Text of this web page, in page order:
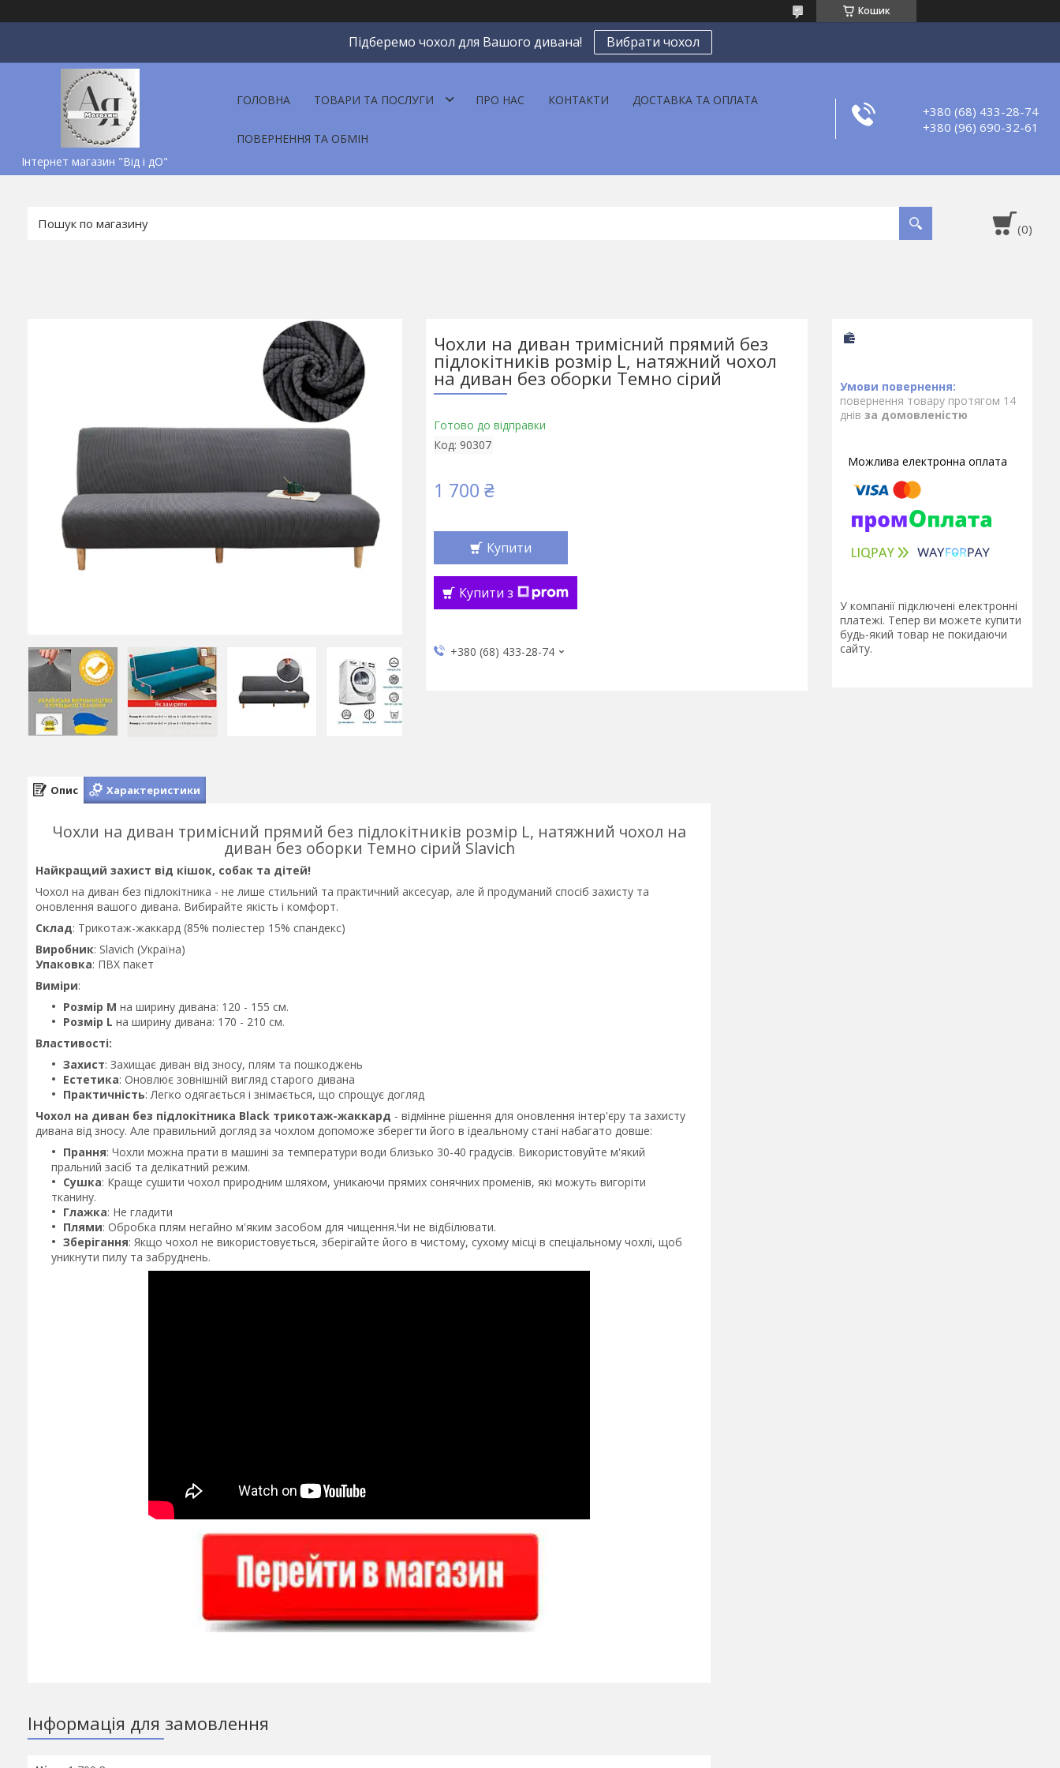
Кошик
Підберемо чохол для Вашого дивана! Вибрати чохол
Інтернет магазин "Від і дО"
ГОЛОВНА ТОВАРИ ТА ПОСЛУГИ ПРО НАС КОНТАКТИ ДОСТАВКА ТА ОПЛАТА
ПОВЕРНЕННЯ ТА ОБМІН
+380 (68) 433-28-74
+380 (96) 690-32-61
Чохли на диван тримісний прямий без
підлокітників розмір L, натяжний чохол
на диван без оборки Темно сірий
Готово до відправки
Код: 90307
1 700 ₴
Купити
Купити з
+380 (68) 433-28-74
повернення товару протягом 14
днів за домовленістю
У компанії підключені електронні
платежі. Тепер ви можете купити
будь-який товар не покидаючи
сайту.
Опис Характеристики
Чохли на диван тримісний прямий без підлокітників розмір L, натяжний чохол на
диван без оборки Темно сірий Slavich
Найкращий захист від кішок, собак та дітей!
Чохол на диван без підлокітника - не лише стильний та практичний аксесуар, але й продуманий спосіб захисту та
оновлення вашого дивана. Вибирайте якість і комфорт.
Склад: Трикотаж-жаккард (85% поліестер 15% спандекс)
Виробник: Slavich (Україна)
Упаковка: ПВХ пакет
Виміри:
Розмір M на ширину дивана: 120 - 155 см.
Розмір L на ширину дивана: 170 - 210 см.
Властивості:
Захист: Захищає диван від зносу, плям та пошкоджень
Естетика: Оновлює зовнішній вигляд старого дивана
Практичність: Легко одягається і знімається, що спрощує догляд
Чохол на диван без підлокітника Black трикотаж-жаккард - відмінне рішення для оновлення інтер'єру та захисту
дивана від зносу. Але правильний догляд за чохлом допоможе зберегти його в ідеальному стані набагато довше:
Прання: Чохли можна прати в машині за температури води близько 30-40 градусів. Використовуйте м'який
пральний засіб та делікатний режим.
Сушка: Краще сушити чохол природним шляхом, уникаючи прямих сонячних променів, які можуть вигоріти
тканину.
Глажка: Не гладити
Плями: Обробка плям негайно м'яким засобом для чищення.Чи не відбілювати.
Зберігання: Якщо чохол не використовується, зберігайте його в чистому, сухому місці в спеціальному чохлі, щоб
уникнути пилу та забруднень.
Інформація для замовлення